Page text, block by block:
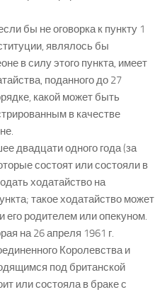
бы не оговорка к пункту 1
являлось бы
в силу этого пункта, имеет
поданного до 27
какой может быть
в качестве
двадцати одного года (за
состоят или состояли в
ходатайство на
такое ходатайство может
его родителем или опекуном.
на 26 апреля 1961 г.
Королевства и
под британской
или состояла в браке с